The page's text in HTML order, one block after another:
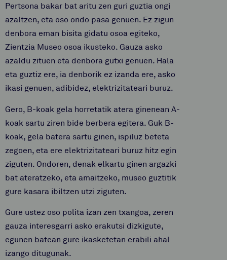
Pertsona bakar bat aritu zen guri guztia ongi
azaltzen, eta oso ondo pasa genuen. Ez zigun
denbora eman bisita gidatu osoa egiteko,
Zientzia Museo osoa ikusteko. Gauza asko
azaldu zituen eta denbora gutxi genuen. Hala
eta guztiz ere, ia denborik ez izanda ere, asko
ikasi genuen, adibidez, elektrizitateari buruz.
Gero, B-koak gela horretatik atera ginenean A-
koak sartu ziren bide berbera egitera. Guk B-
koak, gela batera sartu ginen, ispiluz beteta
zegoen, eta ere elektrizitateari buruz hitz egin
ziguten. Ondoren, denak elkartu ginen argazki
bat ateratzeko, eta amaitzeko, museo guztitik
gure kasara ibiltzen utzi ziguten.
Gure ustez oso polita izan zen txangoa, zeren
gauza interesgarri asko erakutsi dizkigute,
egunen batean gure ikasketetan erabili ahal
izango ditugunak.